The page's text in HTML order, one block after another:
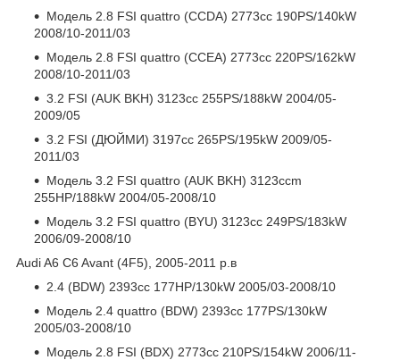
Модель 2.8 FSI quattro (CCDA) 2773cc 190PS/140kW
2008/10-2011/03
Модель 2.8 FSI quattro (CCEA) 2773cc 220PS/162kW
2008/10-2011/03
3.2 FSI (AUK BKH) 3123cc 255PS/188kW 2004/05-
2009/05
3.2 FSI (ДЮЙМИ) 3197cc 265PS/195kW 2009/05-
2011/03
Модель 3.2 FSI quattro (AUK BKH) 3123ccm
255HP/188kW 2004/05-2008/10
Модель 3.2 FSI quattro (BYU) 3123cc 249PS/183kW
2006/09-2008/10
Audi A6 C6 Avant (4F5), 2005-2011 р.в
2.4 (BDW) 2393cc 177HP/130kW 2005/03-2008/10
Модель 2.4 quattro (BDW) 2393cc 177PS/130kW
2005/03-2008/10
Модель 2.8 FSI (BDX) 2773cc 210PS/154kW 2006/11-